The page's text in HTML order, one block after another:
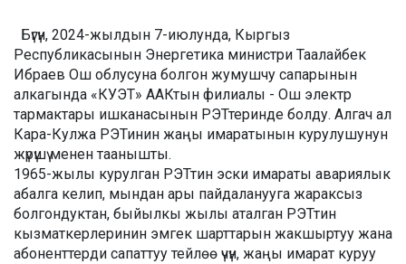
Бүгүн, 2024-жылдын 7-июлунда, Кыргыз
Республикасынын Энергетика министри Таалайбек
Ибраев Ош облусуна болгон жумушчу сапарынын
алкагында «КУЭТ» ААКтын филиалы - Ош электр
тармактары ишканасынын РЭТтеринде болду. Алгач ал
Кара-Кулжа РЭТинин жаңы имаратынын курулушунун
жүрүшү менен таанышты.
1965-жылы курулган РЭТтин эски имараты авариялык
абалга келип, мындан ары пайдаланууга жараксыз
болгондуктан, быйылкы жылы аталган РЭТтин
кызматкерлеринин эмгек шарттарын жакшыртуу жана
абоненттерди сапаттуу тейлөө үчүн, жаңы имарат куруу